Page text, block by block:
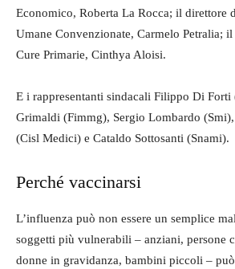
Economico, Roberta La Rocca; il direttore
Umane Convenzionate, Carmelo Petralia;
Cure Primarie, Cinthya Aloisi.
E i rappresentanti sindacali Filippo Di
Grimaldi (Fimmg), Sergio Lombardo (Smi),
(Cisl Medici) e Cataldo Sottosanti (Snami).
Perché vaccinarsi
L’influenza può non essere un semplice
soggetti più vulnerabili – anziani, persone
donne in gravidanza, bambini piccoli –